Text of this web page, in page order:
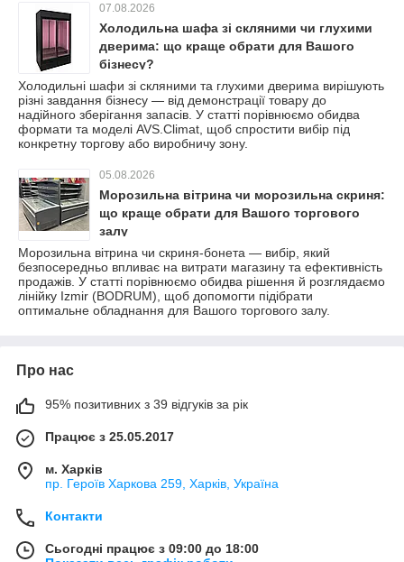
07.08.2026
Холодильна шафа зі скляними чи глухими
дверима: що краще обрати для Вашого
бізнесу?
Холодильні шафи зі скляними та глухими дверима вирішують
різні завдання бізнесу — від демонстрації товару до
надійного зберігання запасів. У статті порівнюємо обидва
формати та моделі AVS.Climat, щоб спростити вибір під
конкретну торгову або виробничу зону.
05.08.2026
Морозильна вітрина чи морозильна скриня:
що краще обрати для Вашого торгового
залу
Морозильна вітрина чи скриня-бонета — вибір, який
безпосередньо впливає на витрати магазину та ефективність
продажів. У статті порівнюємо обидва рішення й розглядаємо
лінійку Izmir (BODRUM), щоб допомогти підібрати
оптимальне обладнання для Вашого торгового залу.
Про нас
95% позитивних з 39 відгуків за рік
Працює з 25.05.2017
м. Харків
пр. Героїв Харкова 259, Харків, Україна
Контакти
Сьогодні працює з 09:00 до 18:00